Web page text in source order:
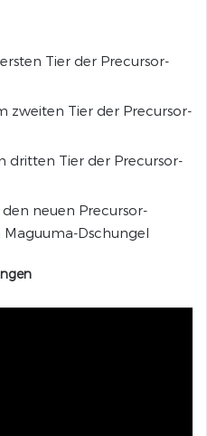
Tier der Precursor-
zweiten Tier der Precursor-
dritten Tier der Precursor-
neuen Precursor-
Dschungel